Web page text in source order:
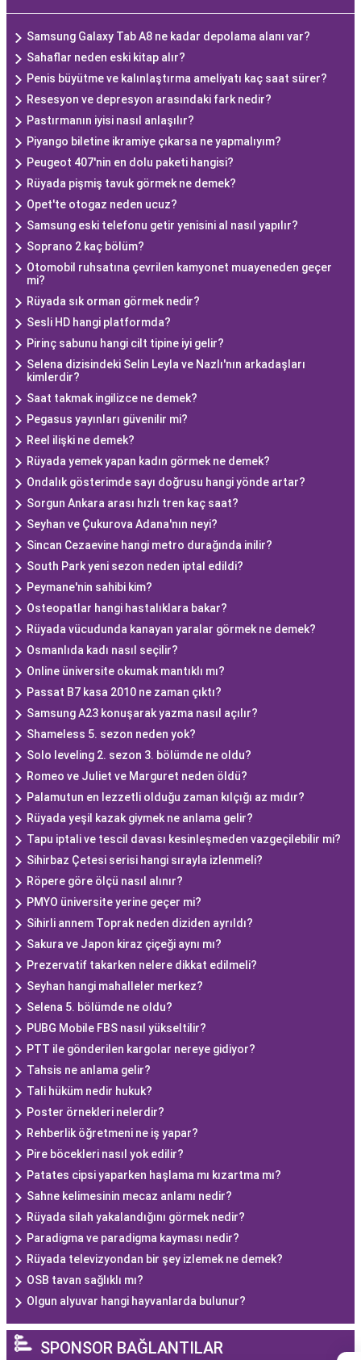
Samsung Galaxy Tab A8 ne kadar depolama alanı var?
Sahaflar neden eski kitap alır?
Penis büyütme ve kalınlaştırma ameliyatı kaç saat sürer?
Resesyon ve depresyon arasındaki fark nedir?
Pastırmanın iyisi nasıl anlaşılır?
Piyango biletine ikramiye çıkarsa ne yapmalıyım?
Peugeot 407'nin en dolu paketi hangisi?
Rüyada pişmiş tavuk görmek ne demek?
Opet'te otogaz neden ucuz?
Samsung eski telefonu getir yenisini al nasıl yapılır?
Soprano 2 kaç bölüm?
Otomobil ruhsatına çevrilen kamyonet muayeneden geçer
mi?
Rüyada sık orman görmek nedir?
Sesli HD hangi platformda?
Pirinç sabunu hangi cilt tipine iyi gelir?
Selena dizisindeki Selin Leyla ve Nazlı'nın arkadaşları
kimlerdir?
Saat takmak ingilizce ne demek?
Pegasus yayınları güvenilir mi?
Reel ilişki ne demek?
Rüyada yemek yapan kadın görmek ne demek?
Ondalık gösterimde sayı doğrusu hangi yönde artar?
Sorgun Ankara arası hızlı tren kaç saat?
Seyhan ve Çukurova Adana'nın neyi?
Sincan Cezaevine hangi metro durağında inilir?
South Park yeni sezon neden iptal edildi?
Peymane'nin sahibi kim?
Osteopatlar hangi hastalıklara bakar?
Rüyada vücudunda kanayan yaralar görmek ne demek?
Osmanlıda kadı nasıl seçilir?
Online üniversite okumak mantıklı mı?
Passat B7 kasa 2010 ne zaman çıktı?
Samsung A23 konuşarak yazma nasıl açılır?
Shameless 5. sezon neden yok?
Solo leveling 2. sezon 3. bölümde ne oldu?
Romeo ve Juliet ve Marguret neden öldü?
Palamutun en lezzetli olduğu zaman kılçığı az mıdır?
Rüyada yeşil kazak giymek ne anlama gelir?
Tapu iptali ve tescil davası kesinleşmeden vazgeçilebilir mi?
Sihirbaz Çetesi serisi hangi sırayla izlenmeli?
Röpere göre ölçü nasıl alınır?
PMYO üniversite yerine geçer mi?
Sihirli annem Toprak neden diziden ayrıldı?
Sakura ve Japon kiraz çiçeği aynı mı?
Prezervatif takarken nelere dikkat edilmeli?
Seyhan hangi mahalleler merkez?
Selena 5. bölümde ne oldu?
PUBG Mobile FBS nasıl yükseltilir?
PTT ile gönderilen kargolar nereye gidiyor?
Tahsis ne anlama gelir?
Tali hüküm nedir hukuk?
Poster örnekleri nelerdir?
Rehberlik öğretmeni ne iş yapar?
Pire böcekleri nasıl yok edilir?
Patates cipsi yaparken haşlama mı kızartma mı?
Sahne kelimesinin mecaz anlamı nedir?
Rüyada silah yakalandığını görmek nedir?
Paradigma ve paradigma kayması nedir?
Rüyada televizyondan bir şey izlemek ne demek?
OSB tavan sağlıklı mı?
Olgun alyuvar hangi hayvanlarda bulunur?
SPONSOR BAĞLANTILAR